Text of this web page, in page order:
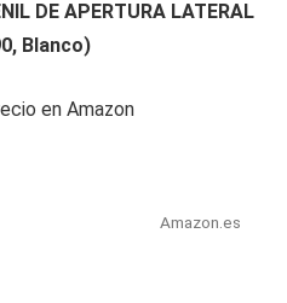
DE APERTURA LATERAL
Blanco)
en Amazon
Amazon.es